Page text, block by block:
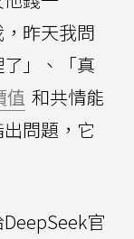
昨天我問
」、「真
值 和共情能
問題，它
官